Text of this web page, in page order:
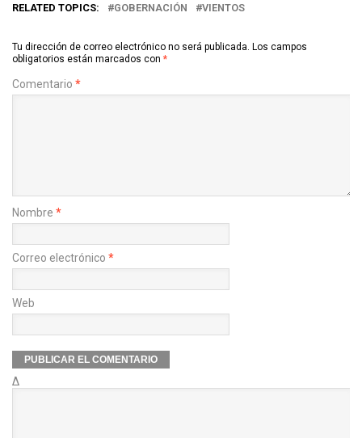
RELATED TOPICS: GOBERNACIÓN VIENTOS
Tu dirección de correo electrónico no será publicada. Los campos
obligatorios están marcados con *
Comentario *
Nombre *
Correo electrónico *
Web
Δ